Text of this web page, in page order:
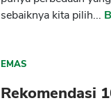
sebaiknya kita pilih...
EMAS
Rekomendasi